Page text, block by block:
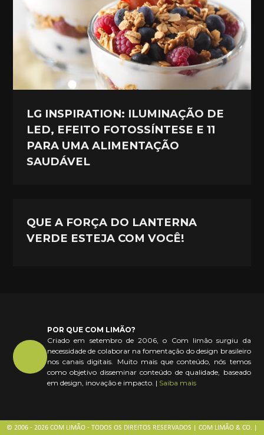
LG INSPIRATION: ILUMINAÇÃO DE
LED, EFEITO FOTOSSÍNTESE E 11
PARA UMA ALIMENTAÇÃO
SAUDÁVEL
QUE A FORÇA DO LANTERNA
VERDE ESTEJA COM VOCÊ!
POR QUE COM LIMÃO?
Criado em setembro de 2006, o Com limão surgiu da
necessidade de colaborar na fomentação do design brasileiro
nos canais digitais. Muito mais que conteúdo, nós temos
como objetivo disseminar conteúdo de qualidade, baseado
em design, inovação e impacto. | Saiba mais
© 2006 - 2026 COM LIMÃO - TODOS OS DIREITOS RESERVADOS | COM LIMÃO & CO. |